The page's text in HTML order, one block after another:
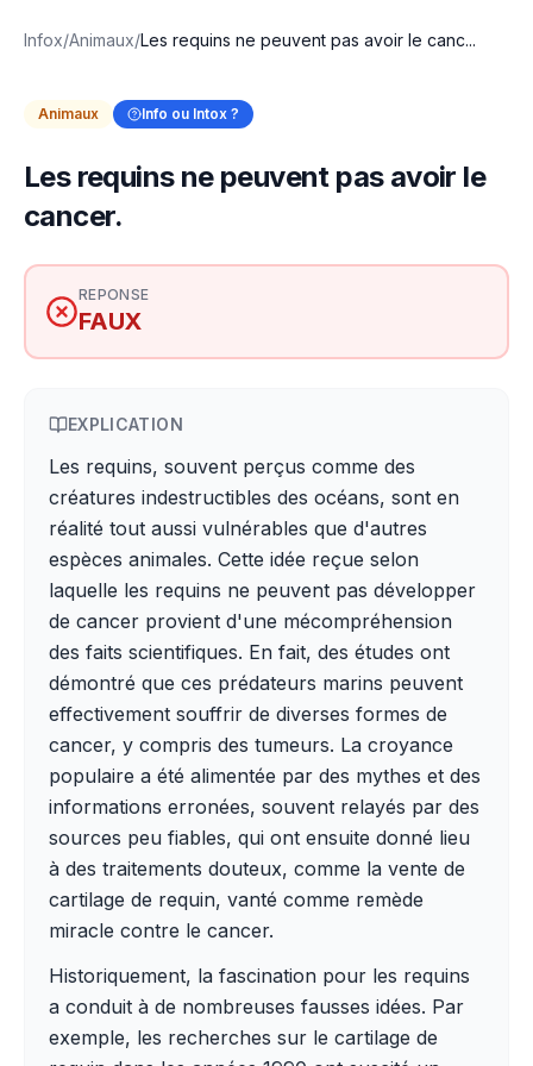
Infox/Animaux/Les requins ne peuvent pas avoir le canc...
Animaux Info ou Intox ?
Les requins ne peuvent pas avoir le
cancer.
REPONSE
FAUX
EXPLICATION
Les requins, souvent perçus comme des
créatures indestructibles des océans, sont en
réalité tout aussi vulnérables que d'autres
espèces animales. Cette idée reçue selon
laquelle les requins ne peuvent pas développer
de cancer provient d'une mécompréhension
des faits scientifiques. En fait, des études ont
démontré que ces prédateurs marins peuvent
effectivement souffrir de diverses formes de
cancer, y compris des tumeurs. La croyance
populaire a été alimentée par des mythes et des
informations erronées, souvent relayés par des
sources peu fiables, qui ont ensuite donné lieu
à des traitements douteux, comme la vente de
cartilage de requin, vanté comme remède
miracle contre le cancer.
Historiquement, la fascination pour les requins
a conduit à de nombreuses fausses idées. Par
exemple, les recherches sur le cartilage de